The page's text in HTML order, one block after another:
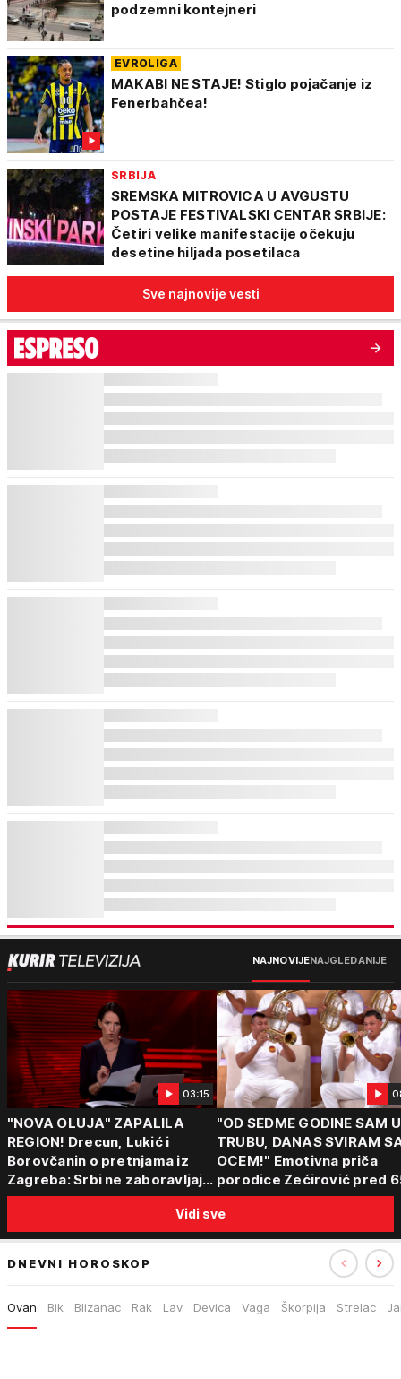
podzemni kontejneri
EVROLIGA
MAKABI NE STAJE! Stiglo pojačanje iz
Fenerbahčea!
SRBIJA
SREMSKA MITROVICA U AVGUSTU
POSTAJE FESTIVALSKI CENTAR SRBIJE:
Četiri velike manifestacije očekuju
desetine hiljada posetilaca
Sve najnovije vesti
NAJNOVIJENAJGLEDANIJE
03:15
"NOVA OLUJA" ZAPALILA
REGION! Drecun, Lukić i
Borovčanin o pretnjama iz
Zagreba: Srbi ne zaboravljaju
progon
"OD SEDME GODINE SAM
TRUBU, DANAS SVIRAM
OCEM!" Emotivna priča
porodice Zećirović pred
Sabor trubača u Guči
Vidi sve
DNEVNI HOROSKOP
Ovan Bik Blizanac Rak Lav Devica Vaga Škorpija Strelac